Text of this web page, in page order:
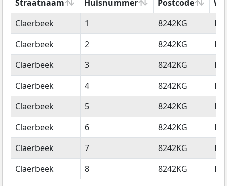
Straatnaam Huisnummer Postcode
Straatnaam
Huisnummer Postcode
Claerbeek 1 8242KG
Claerbeek
2 8242KG
Claerbeek
3 8242KG
Claerbeek
4 8242KG
Claerbeek
5 8242KG
Claerbeek
6 8242KG
Claerbeek
7 8242KG
Claerbeek
8 8242KG